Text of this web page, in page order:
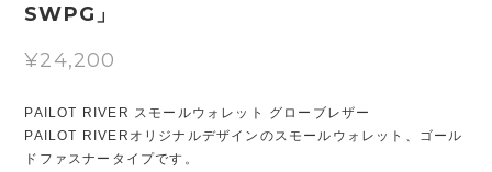
SWPG」
¥24,200
PAILOT RIVER スモールウォレット グローブレザー
PAILOT RIVERオリジナルデザインのスモールウォレット、ゴール
ドファスナータイプです。